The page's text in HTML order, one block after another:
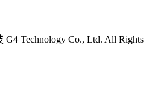
Technology Co., Ltd. All Rights